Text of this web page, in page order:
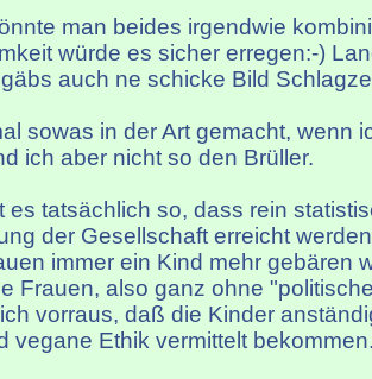
man beides irgendwie
würde es sicher erregen:-)
auch ne schicke Bild
sowas in der Art gemacht, wenn
ich aber nicht so den Brüller.
es tatsächlich so, dass rein
der Gesellschaft erreicht
immer ein Kind mehr gebären
Frauen, also ganz ohne
vorraus, daß die Kinder
vegane Ethik vermittelt